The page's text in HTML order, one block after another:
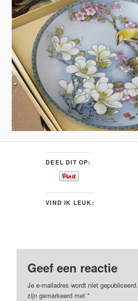
DEEL DIT OP:
VIND IK LEUK:
Geef een reactie
Je e-mailadres wordt niet gepubliceerd.
zijn gemarkeerd met*